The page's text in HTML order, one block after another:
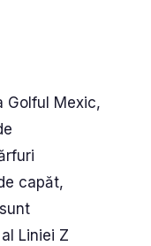
Golful Mexic,
capăt,
Liniei Z